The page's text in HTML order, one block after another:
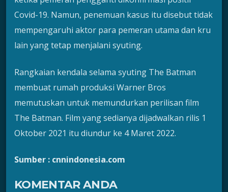
Covid-19. Namun, penemuan kasus itu disebut tidak
mempengaruhi aktor para pemeran utama dan kru
lain yang tetap menjalani syuting.
Rangkaian kendala selama syuting The Batman
membuat rumah produksi Warner Bros
memutuskan untuk memundurkan perilisan film
The Batman. Film yang sedianya dijadwalkan rilis 1
Oktober 2021 itu diundur ke 4 Maret 2022.
Sumber : cnnindonesia.com
KOMENTAR ANDA